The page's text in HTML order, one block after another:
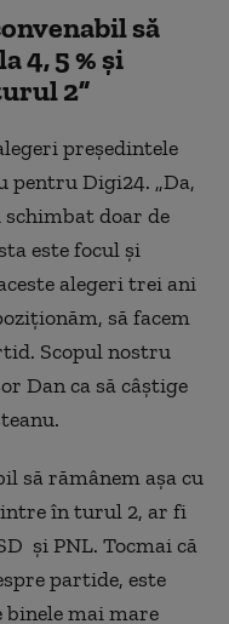
să
4, 5 % și
2”
președintele
pentru Digi24. „Da,
doar de
este focul și
alegeri trei ani
să facem
Scopul nostru
Dan ca să câștige
să rămânem așa cu
intre în turul 2, ar fi
și PNL. Tocmai că
partide, este
binele mai mare